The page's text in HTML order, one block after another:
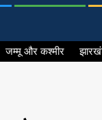
जम्मू और कश्मीर